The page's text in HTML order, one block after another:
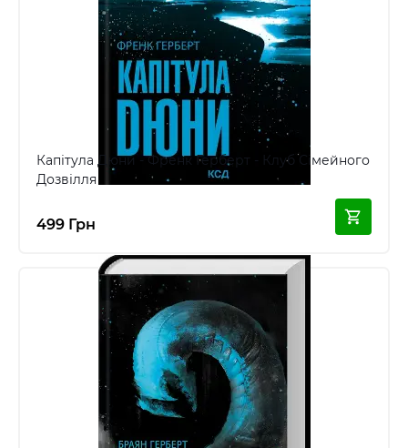
Капітула Дюни - Френк Герберт - Клуб Сімейного
Дозвілля
499 Грн